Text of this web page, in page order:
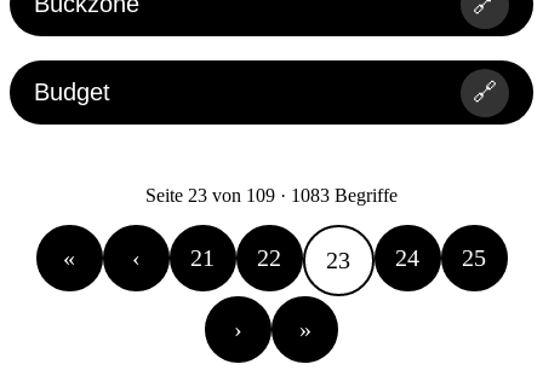
Budget 🔗
Seite 23 von 109 · 1083 Begriffe
« ‹ 21 22 23 24 25
› »